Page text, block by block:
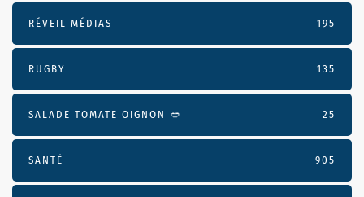
RÉVEIL MÉDIAS 195
RUGBY 135
SALADE TOMATE OIGNON 🥙 25
SANTÉ 905